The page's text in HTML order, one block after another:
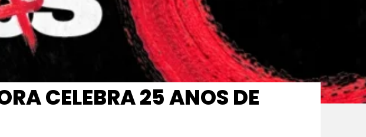
CELEBRA 25 ANOS DE